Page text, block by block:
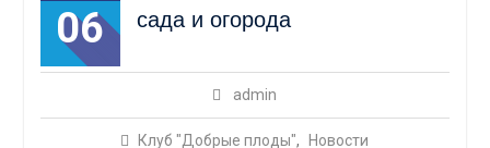
06
сада и огорода
admin
Клуб "Добрые плоды",
Новости